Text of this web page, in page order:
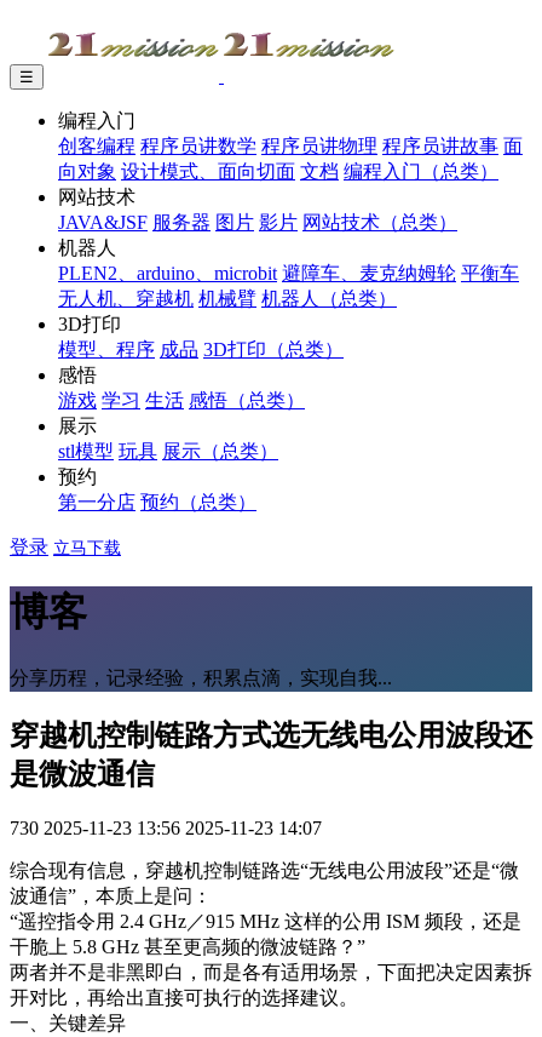
☰
编程入门
创客编程 程序员讲数学 程序员讲物理 程序员讲故事 面
向对象 设计模式、面向切面 文档 编程入门（总类）
网站技术
JAVA&JSF 服务器 图片 影片 网站技术（总类）
机器人
PLEN2、arduino、microbit 避障车、麦克纳姆轮 平衡车
无人机、穿越机 机械臂 机器人（总类）
3D打印
模型、程序 成品 3D打印（总类）
感悟
游戏 学习 生活 感悟（总类）
展示
stl模型 玩具 展示（总类）
预约
第一分店 预约（总类）
登录 立马下载
博客
分享历程，记录经验，积累点滴，实现自我...
穿越机控制链路方式选无线电公用波段还
是微波通信
730 2025-11-23 13:56 2025-11-23 14:07
综合现有信息，穿越机控制链路选“无线电公用波段”还是“微
波通信”，本质上是问：
“遥控指令用 2.4 GHz／915 MHz 这样的公用 ISM 频段，还是
干脆上 5.8 GHz 甚至更高频的微波链路？”
两者并不是非黑即白，而是各有适用场景，下面把决定因素拆
开对比，再给出直接可执行的选择建议。
一、关键差异